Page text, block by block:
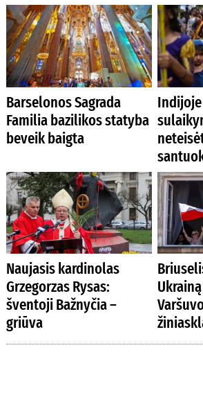
Barselonos Sagrada
Familia bazilikos statyba
beveik baigta
Naujasis kardinolas
Grzegorzas Rysas:
šventoji Bažnyčia –
griūva